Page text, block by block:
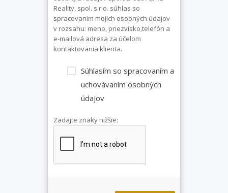
Reality, spol. s r.o. súhlas so
spracovaním mojich osobných údajov
v rozsahu: meno, priezvisko,telefón a
e-mailová adresa za účelom
kontaktovania klienta.
Súhlasím so spracovaním a
uchovávaním osobných
údajov
Zadajte znaky nižšie: